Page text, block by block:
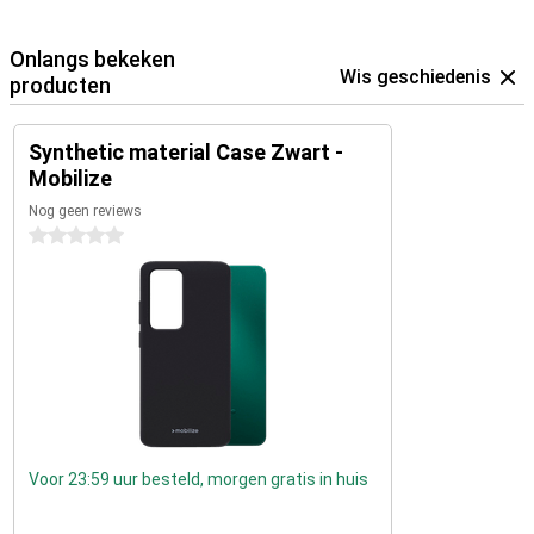
Onlangs bekeken
producten
Wis geschiedenis
Synthetic material Case Zwart -
Mobilize
Nog geen reviews
0 sterren
Voor 23:59 uur besteld, morgen gratis in huis